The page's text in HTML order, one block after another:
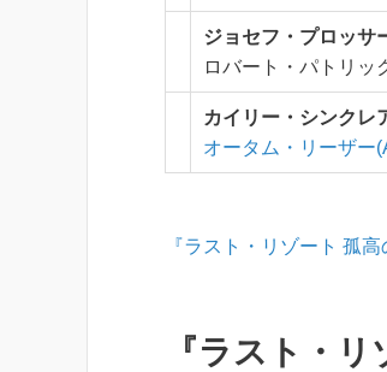
ジョセフ・プロッ
ロバート・パトリッ
カイリー・シンク
オータム・リーザー
『ラスト・リゾート 孤
『ラスト・